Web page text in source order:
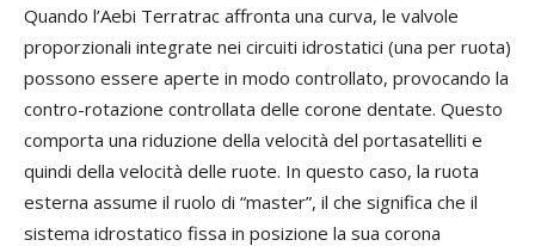
Quando l’Aebi Terratrac affronta una curva, le valvole
proporzionali integrate nei circuiti idrostatici (una per ruota)
possono essere aperte in modo controllato, provocando la
contro-rotazione controllata delle corone dentate. Questo
comporta una riduzione della velocità del portasatelliti e
quindi della velocità delle ruote. In questo caso, la ruota
esterna assume il ruolo di “master”, il che significa che il
sistema idrostatico fissa in posizione la sua corona